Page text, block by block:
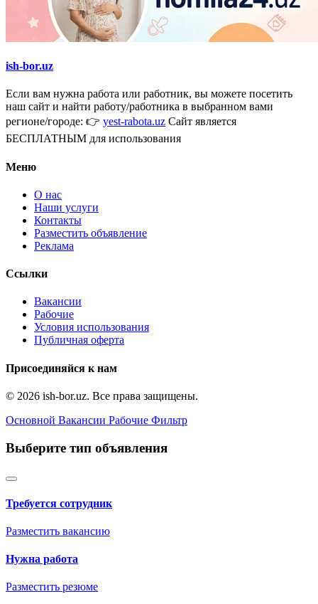
ish-bor.uz
Если вам нужна работа или работник, вы можете посетить
наш сайт и найти работу/работника в выбранном вами
регионе/городе: 👉 yest-rabota.uz Сайт является
БЕСПЛАТНЫМ для использования
Меню
О нас
Наши услуги
Контакты
Разместить объявление
Реклама
Ссылки
Вакансии
Рабочие
Условия использования
Публичная оферта
Присоединяйся к нам
© 2026 ish-bor.uz. Все права защищены.
Основной Вакансии Рабочие Фильтр
Выберите тип объявления
Требуется сотрудник
Разместить вакансию
Нужна работа
Разместить резюме